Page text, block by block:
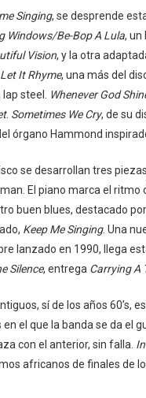
Singing, se desprende
Windows/Be-Bop A Lula, un
Vision, y la otra
Let It Rhyme, una más del
steel.
Whenever God
. Sometimes We Cry, de su
órgano Hammond
se desarrollan tres
El piano marca el
buen blues, destacado
Keep Me Singing. Una
lanzado en 1990, llega
Silence, entrega Carrying A
sí de los años 60’s,
el que la banda se da el
con el anterior, sin falla.
africanos de finales de